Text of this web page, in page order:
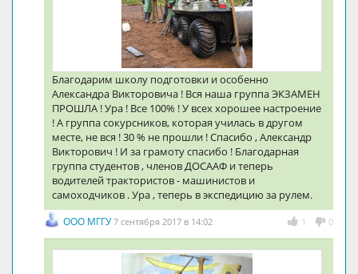
Благодарим школу подготовки и особенно
Александра Викторовича ! Вся наша группа ЭКЗАМЕН
ПРОШЛА ! Ура ! Все 100% ! У всех хорошее настроение
! А группа сокурсников, которая училась в другом
месте, не вся ! 30 % не прошли ! Спасибо , Александр
Викторович ! И за грамоту спасибо ! Благодарная
группа студентов , членов ДОСААФ и теперь
водителей трактористов - машинистов и
самоходчиков . Ура , теперь в экспедицию за рулем.
1 0
ООО МГГУ7 сентября 2017 в 14:02